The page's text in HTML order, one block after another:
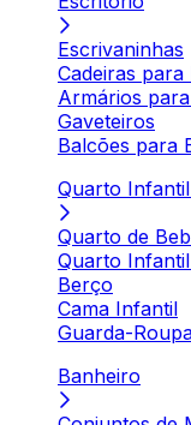
Escrivaninhas
Cadeiras para
Armários
Gaveteiros
Balcões para
Quarto
Quarto de
Quarto
Berço
Cama Infantil
Guarda-
Banheiro